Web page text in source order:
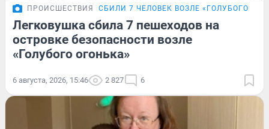
ПРОИСШЕСТВИЯ СБИЛИ 7 ЧЕЛОВЕК ВОЗЛЕ «ГОЛУБОГО
Легковушка сбила 7 пешеходов на
островке безопасности возле
«Голубого огонька»
6 августа, 2026, 15:46 2 827 6